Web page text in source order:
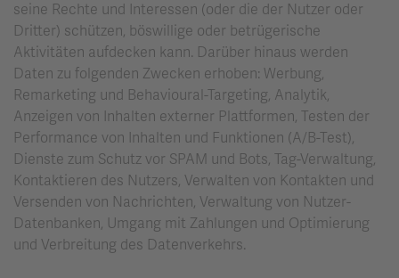
seine Rechte und Interessen (oder die der Nutzer oder
Dritter) schützen, böswillige oder betrügerische
Aktivitäten aufdecken kann. Darüber hinaus werden
Daten zu folgenden Zwecken erhoben: Werbung,
Remarketing und Behavioural-Targeting, Analytik,
Anzeigen von Inhalten externer Plattformen, Testen der
Performance von Inhalten und Funktionen (A/B-Test),
Dienste zum Schutz vor SPAM und Bots, Tag-Verwaltung,
Kontaktieren des Nutzers, Verwalten von Kontakten und
Versenden von Nachrichten, Verwaltung von Nutzer-
Datenbanken, Umgang mit Zahlungen und Optimierung
und Verbreitung des Datenverkehrs.